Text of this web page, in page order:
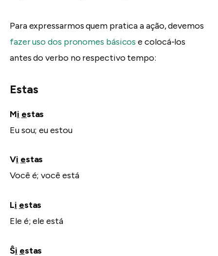
Para expressarmos quem pratica a ação, devemos
fazer uso dos pronomes básicos e colocá-los
antes do verbo no respectivo tempo:
Estas
Mi estas
Eu sou; eu estou
Vi estas
Você é; você está
Li estas
Ele é; ele está
Ŝi estas